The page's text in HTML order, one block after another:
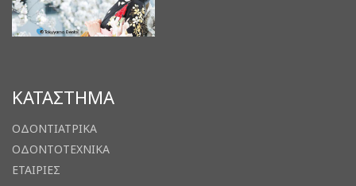
ΚΑΤΑΣΤΗΜΑ
ΟΔΟΝΤΙΑΤΡΙΚΑ
ΟΔΟΝΤΟΤΕΧΝΙΚΑ
ΕΤΑΙΡΙΕΣ